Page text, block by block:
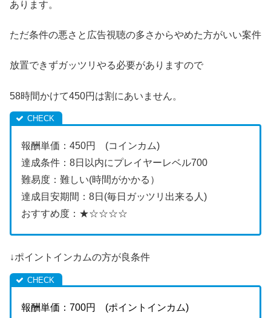
あります。
ただ条件の悪さと広告視聴の多さからやめた方がいい案件
放置できずガッツリやる必要がありますので
58時間かけて450円は割にあいません。
報酬単価：450円 (コインカム)
達成条件：8日以内にプレイヤーレベル700
難易度：難しい(時間がかかる）
達成目安期間：8日(毎日ガッツリ出来る人)
おすすめ度：★☆☆☆☆
↓ポイントインカムの方が良条件
報酬単価：700円 (ポイントインカム)